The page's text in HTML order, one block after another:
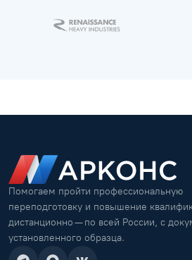
Помогаем пройти профессиональную
переподготовку и повышение
дистанционно — по всей России, с
установленного образца.